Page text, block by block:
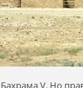
V. Но